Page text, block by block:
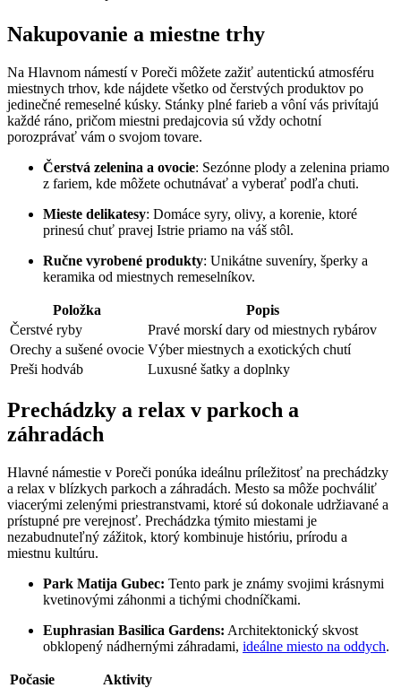
Nakupovanie a miestne trhy
Na Hlavnom námestí v Poreči môžete zažiť autentickú atmosféru
miestnych trhov, kde nájdete všetko od čerstvých produktov po
jedinečné remeselné kúsky. Stánky plné farieb a vôní vás privítajú
každé ráno, pričom miestni predajcovia sú vždy ochotní
porozprávať vám o svojom tovare.
Čerstvá zelenina a ovocie: Sezónne plody a zelenina priamo
z fariem, kde môžete ochutnávať a vyberať podľa chuti.
Mieste delikatesy: Domáce syry, olivy, a korenie, ktoré
prinesú chuť pravej Istrie priamo na váš stôl.
Ručne vyrobené produkty: Unikátne suveníry, šperky a
keramika od miestnych remeselníkov.
Položka
Popis
Čerstvé ryby
Pravé morskí dary od miestnych rybárov
Orechy a sušené ovocie Výber miestnych a exotických chutí
Preši hodváb
Luxusné šatky a doplnky
Prechádzky a relax v parkoch a
záhradách
Hlavné námestie v Poreči ponúka ideálnu príležitosť na prechádzky
a relax v blízkych parkoch a záhradách. Mesto sa môže pochváliť
viacerými zelenými priestranstvami, ktoré sú dokonale udržiavané a
prístupné pre verejnosť. Prechádzka týmito miestami je
nezabudnuteľný zážitok, ktorý kombinuje históriu, prírodu a
miestnu kultúru.
Park Matija Gubec: Tento park je známy svojimi krásnymi
kvetinovými záhonmi a tichými chodníčkami.
Euphrasian Basilica Gardens: Architektonický skvost
obklopený nádhernými záhradami, ideálne miesto na oddych.
Počasie
Aktivity